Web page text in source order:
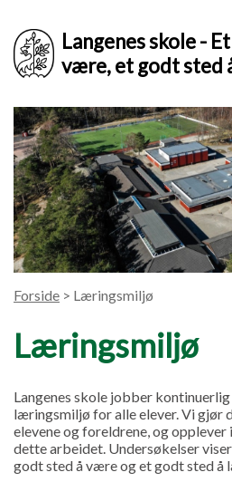
Langenes skole -
være, et godt sted
Forside > Læringsmiljø
Læringsmiljø
Langenes skole jobber
læringsmiljø for alle elever. Vi gjør
elevene og foreldrene, og
dette arbeidet. Undersøkelser
godt sted å være og et godt sted å